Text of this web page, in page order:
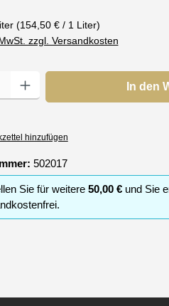
(154,50 € / 1 Liter)
zzgl. Versandkosten
Gib den gewünschten Wert ein
In den
hinzufügen
502017
Sie für weitere 50,00 €und Sie